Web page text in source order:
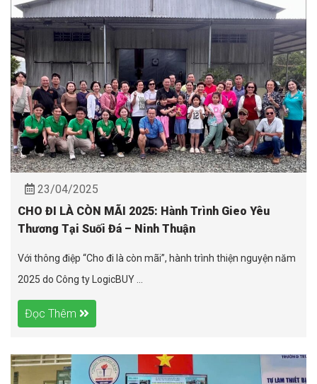
23/04/2025
CHO ĐI LÀ CÒN MÃI 2025: Hành Trình Gieo Yêu
Thương Tại Suối Đá – Ninh Thuận
Với thông điệp “Cho đi là còn mãi”, hành trình thiện nguyện năm
2025 do Công ty LogicBUY ...
Đọc Thêm